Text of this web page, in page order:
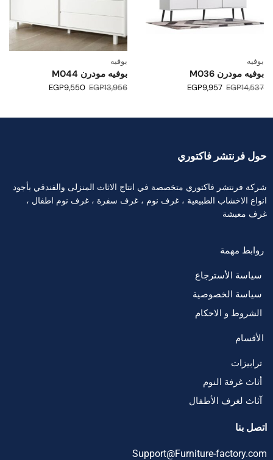
بوفيه
بوفيه مودرن M036
EGP14,537
EGP9,957
بوفيه
بوفيه مودرن M044
EGP13,956
EGP9,550
حول فرنتشر فاكتوري
شركة فرنتشر فاكتوري متخصصة في انتاج الاثاث المنزلى والفندقي بأجود
انواع الاخشاب الطبيعية ، غرف نوم ، غرف سفرة ، غرف نوم اطفال ،
غرف معيشة
روابط مهمة
سياسة الأسترجاع
سياسة الخصوصية
الشروط و الاحكام
الأقسام
ترابيزات
أثاث غرفة النوم
آثاث لغرف الأطفال
اتصل بنا
Support@Furniture-factory.com